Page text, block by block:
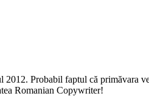
2012. Probabil faptul că primăvara
Romanian Copywriter!